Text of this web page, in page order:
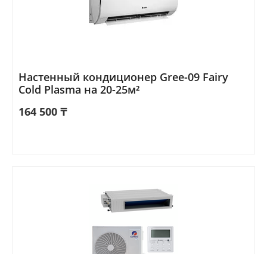
Настенный кондиционер Gree-09 Fairy
Cold Plasma на 20-25м²
164 500 ₸